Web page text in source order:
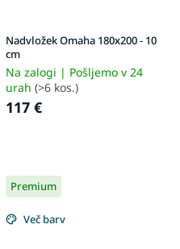
Nadvložek Omaha 180x200 - 10
cm
Na zalogi | Pošljemo v 24
urah (>6 kos.)
117 €
Premium
Več barv